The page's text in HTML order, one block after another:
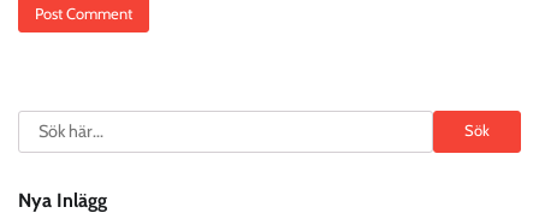
Search Sök
Nya Inlägg